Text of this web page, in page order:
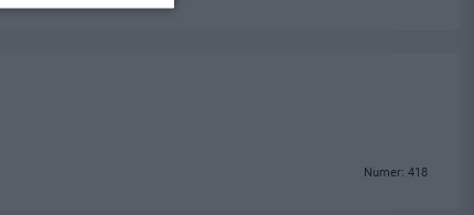
Numer: 418